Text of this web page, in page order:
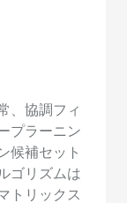
、協調フィ
プラーニン
候補セット
ゴリズムは
トリックス